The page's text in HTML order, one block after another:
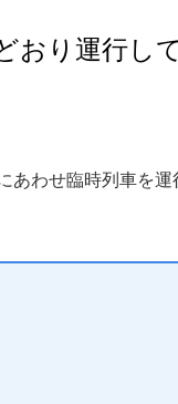
おり運行し
わせ臨時列車を運